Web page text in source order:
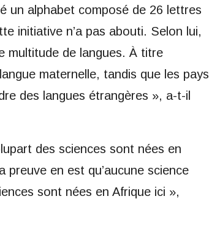
un alphabet composé de 26 lettres
initiative n’a pas abouti. Selon lui,
multitude de langues. À titre
maternelle, tandis que les pays
des langues étrangères », a-t-il
des sciences sont nées en
en est qu’aucune science
sont nées en Afrique ici »,